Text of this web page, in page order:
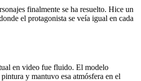
finalmente se ha resuelto. Hice un
el protagonista se veía igual en cada
en video fue fluido. El modelo
y mantuvo esa atmósfera en el